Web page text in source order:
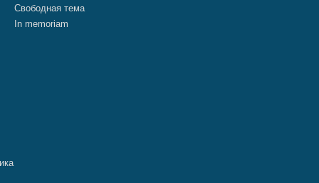
Свободная тема
In memoriam